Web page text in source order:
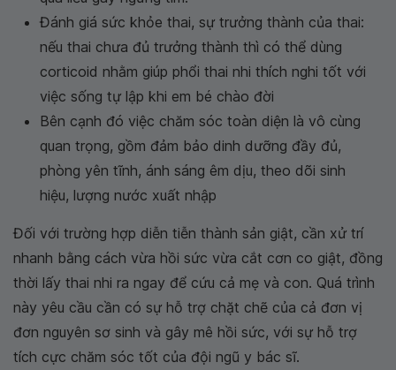
Đánh giá sức khỏe thai, sự trưởng thành của thai:
nếu thai chưa đủ trưởng thành thì có thể dùng
corticoid nhằm giúp phổi thai nhi thích nghi tốt với
việc sống tự lập khi em bé chào đời
Bên cạnh đó việc chăm sóc toàn diện là vô cùng
quan trọng, gồm đảm bảo dinh dưỡng đầy đủ,
phòng yên tĩnh, ánh sáng êm dịu, theo dõi sinh
hiệu, lượng nước xuất nhập
Đối với trường hợp diễn tiễn thành sản giật, cần xử trí
nhanh bằng cách vừa hồi sức vừa cắt cơn co giật, đồng
thời lấy thai nhi ra ngay để cứu cả mẹ và con. Quá trình
này yêu cầu cần có sự hỗ trợ chặt chẽ của cả đơn vị
đơn nguyên sơ sinh và gây mê hồi sức, với sự hỗ trợ
tích cực chăm sóc tốt của đội ngũ y bác sĩ.